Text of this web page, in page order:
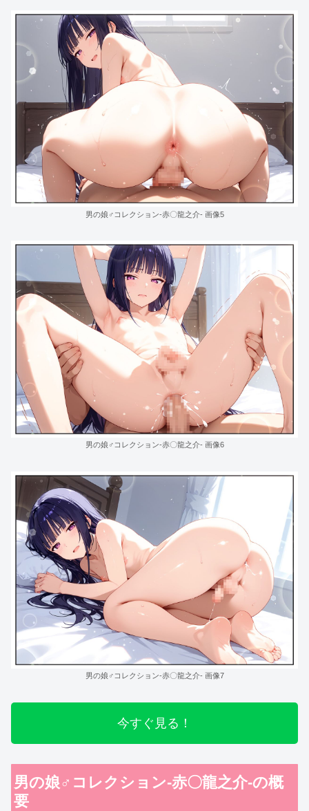
男の娘♂コレクション-赤〇龍之介- 画像5
男の娘♂コレクション-赤〇龍之介- 画像6
男の娘♂コレクション-赤〇龍之介- 画像7
今すぐ見る！
男の娘♂コレクション-赤〇龍之介-の概
要